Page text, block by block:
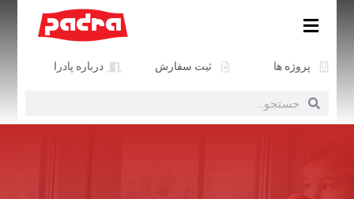
پروژه ها ثبت سفارش درباره پادرا